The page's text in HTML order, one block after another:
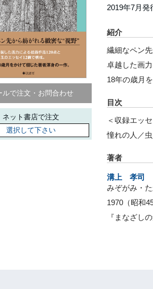
ルで注文・お問合わせ
ネット書店で注文
選択して下さい
2019年7月発
紹介
繊細なペン
卓越した画
18年の歳月
目次
＜収録エッ
憧れの人／
著者
溝上 孝司
みぞがみ・
1970（昭和
『まなざし